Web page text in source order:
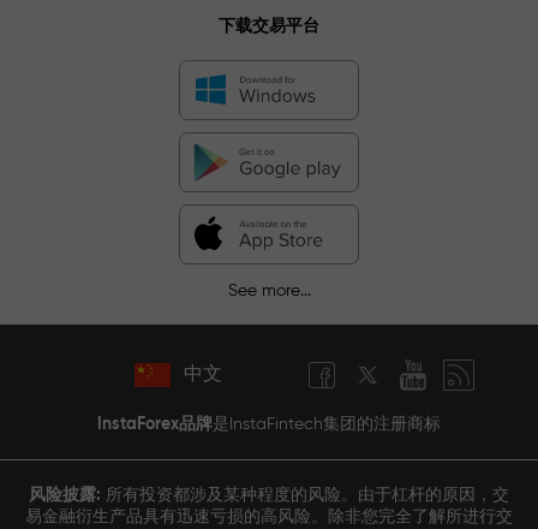
下载交易平台
See more...
中文
InstaForex品牌是InstaFintech集团的注册商标
风险披露: 所有投资都涉及某种程度的风险。由于杠杆的原因，交
易金融衍生产品具有迅速亏损的高风险。除非您完全了解所进行交